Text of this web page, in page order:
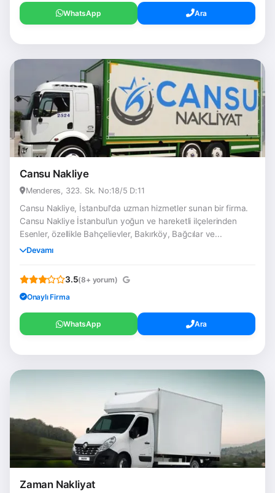
WhatsApp Ara
Cansu Nakliye
Menderes, 323. Sk. No:18/5 D:11
Cansu Nakliye, İstanbul'da uzman hizmetler sunan bir firma.
Cansu Nakliye İstanbul’un yoğun ve hareketli ilçelerinden
Esenler, özellikle Bahçelievler, Bakırköy, Bağcılar ve...
Devamı
3.5(8+ yorum)
Onaylı Firma
WhatsApp Ara
Zaman Nakliyat